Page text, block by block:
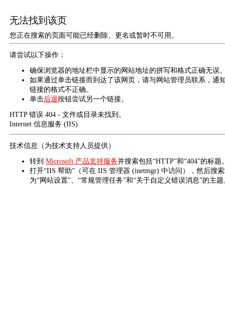
无法找到该页
您正在搜索的页面可能已经删除、更名或暂时不可用。
请尝试以下操作：
确保浏览器的地址栏中显示的网站地址的拼写和格式正确无误
如果通过单击链接而到达了该网页，请与网站管理员联系，通
链接的格式不正确。
单击后退按钮尝试另一个链接。
HTTP 错误 404 - 文件或目录未找到。
Internet 信息服务 (IIS)
技术信息（为技术支持人员提供）
转到 Microsoft 产品支持服务并搜索包括“HTTP”和“404”的标题
打开“IIS 帮助”（可在 IIS 管理器 (inetmgr) 中访问），然后搜
为“网站设置”、“常规管理任务”和“关于自定义错误消息”的主题